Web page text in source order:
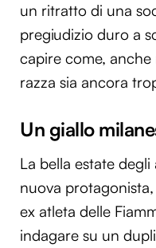
un ritratto di una
pregiudizio duro a
capire come, anche
razza sia ancora
Un giallo
La bella estate
nuova
ex atleta delle
indagare su un